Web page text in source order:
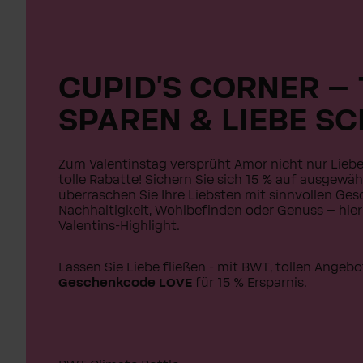
CUPID'S CORNER –
SPAREN & LIEBE
Zum Valentinstag versprüht Amor nicht nur
tolle Rabatte! Sichern Sie sich 15 % auf
überraschen Sie Ihre Liebsten mit sinnvollen
Nachhaltigkeit, Wohlbefinden oder Genuss –
Valentins-Highlight.
Lassen Sie Liebe fließen - mit BWT, tollen
Geschenkcode LOVE für 15 % Ersparnis.